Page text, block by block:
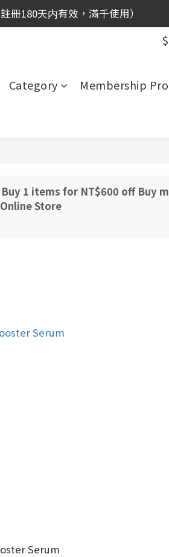
冊180天内有效，滿千使用）
冊180天内有效，滿千使用）
$
Category
Membership
1 items for NT$600 off Buy
Online Store
Serum